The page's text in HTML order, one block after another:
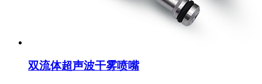
双流体超声波干雾喷嘴